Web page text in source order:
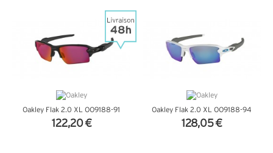
Oakley Flak 2.0 XL OO9188-91
122,20 €
Oakley Flak 2.0 XL OO9188-94
128,05 €